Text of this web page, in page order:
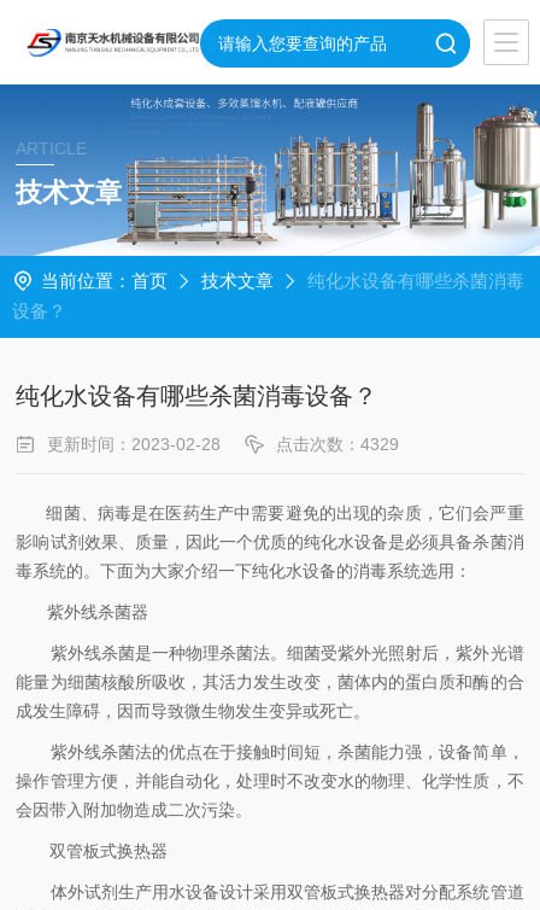
ARTICLE
技术文章
当前位置： 首页 技术文章
纯化水设备有哪些杀菌消毒
设备？
纯化水设备有哪些杀菌消毒设备？
更新时间：2023-02-28 点击次数：4329
细菌、病毒是在医药生产中需要避免的出现的杂质，它们会严重
影响试剂效果、质量，因此一个优质的纯化水设备是必须具备杀菌消
毒系统的。下面为大家介绍一下纯化水设备的消毒系统选用：
紫外线杀菌器
紫外线杀菌是一种物理杀菌法。细菌受紫外光照射后，紫外光谱
能量为细菌核酸所吸收，其活力发生改变，菌体内的蛋白质和酶的合
成发生障碍，因而导致微生物发生变异或死亡。
紫外线杀菌法的优点在于接触时间短，杀菌能力强，设备简单，
操作管理方便，并能自动化，处理时不改变水的物理、化学性质，不
会因带入附加物造成二次污染。
双管板式换热器
体外试剂生产用水设备设计采用双管板式换热器对分配系统管道